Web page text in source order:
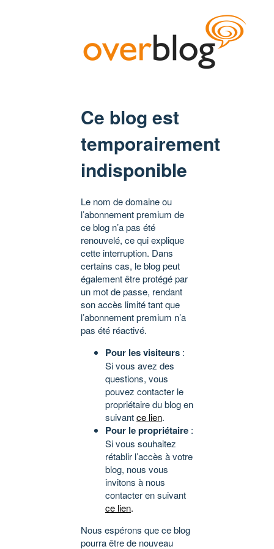
Ce blog est
temporairement
indisponible
Le nom de domaine ou
l’abonnement premium de
ce blog n’a pas été
renouvelé, ce qui explique
cette interruption. Dans
certains cas, le blog peut
également être protégé par
un mot de passe, rendant
son accès limité tant que
l’abonnement premium n’a
pas été réactivé.
Pour les visiteurs :
Si vous avez des
questions, vous
pouvez contacter le
propriétaire du blog en
suivantce lien.
Pour le propriétaire :
Si vous souhaitez
rétablir l’accès à votre
blog, nous vous
invitons à nous
contacter en suivant
ce lien.
Nous espérons que ce blog
pourra être de nouveau